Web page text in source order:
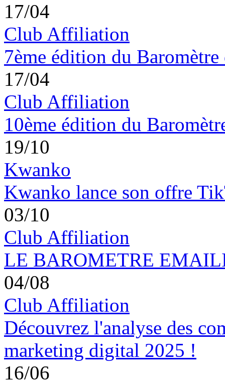
17/04
Club Affiliation
7ème édition du Baromètre
17/04
Club Affiliation
10ème édition du
19/10
Kwanko
Kwanko lance son offre
03/10
Club Affiliation
LE BAROMETRE
04/08
Club Affiliation
Découvrez l'analyse des
marketing digital 2025 !
16/06